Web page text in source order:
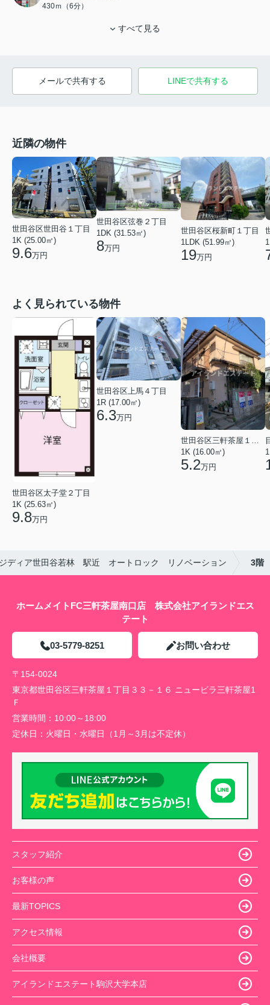
430ｍ（6分）
すべて見る
メールで共有する LINEで共有する
近隣の物件
世田谷区世田谷１丁目
1K (25.00㎡)
9.6万円
世田谷区弦巻２丁目
1DK (31.53㎡)
8万円
世田谷区桜新町１丁目
1LDK (51.99㎡)
19万円
よく見られている物件
世田谷区太子堂２丁目
1K (25.63㎡)
9.8万円
世田谷区上馬４丁目
1R (17.00㎡)
6.3万円
1K (16.00㎡)
5.2万円
ディア世田谷若林 駅近 オートロック リノベーション 3階
ホームメイトFC三軒茶屋南口店 株式会社アイランドエス
テート
03-5779-8251 お問い合わせ
〒154-0024
東京都世田谷区三軒茶屋１丁目３３－１６ ニュービラ三軒茶屋1
Ｆ
営業時間： 10:00～18:00
定休日： 火曜日・水曜日（1月～3月は不定休）
スタッフ紹介
お客様の声
最新TOPICS
アクセス情報
会社概要
アイランドエステート駒沢大学本店